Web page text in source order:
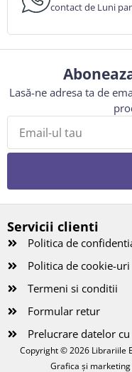
contact de Luni
Lasă-ne adresa ta de
Servicii clienti
Politica de
Politica de cookie-uri
Termeni si conditii
Formular retur
Prelucrare datelor
Copyright © 2026 Librariile
Grafica și